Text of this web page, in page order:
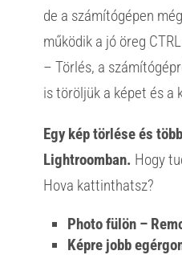
de a számítógépen
működik a jó öreg
– Törlés, a
is töröljük a képet és a
Egy kép törlése és
Lightroomban. Hogy
Hova kattinthatsz?
Photo fülön –
Képre jobb